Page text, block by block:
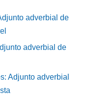
adverbial de
adverbial de
Adjunto adverbial